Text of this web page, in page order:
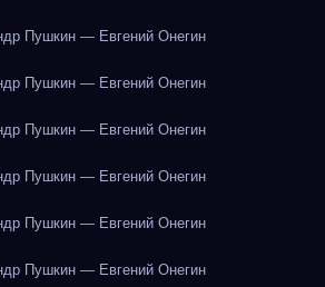
Пушкин — Евгений Онегин
Пушкин — Евгений Онегин
Пушкин — Евгений Онегин
Пушкин — Евгений Онегин
Пушкин — Евгений Онегин
Пушкин — Евгений Онегин